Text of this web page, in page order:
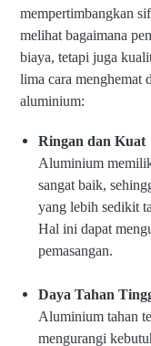
mempertimbangkan
melihat bagaimana
biaya, tetapi juga
lima cara menghemat
aluminium:
Ringan dan Kuat
Aluminium
sangat baik,
yang lebih sedikit
Hal ini dapat
pemasangan.
Daya Tahan
Aluminium tahan
mengurangi